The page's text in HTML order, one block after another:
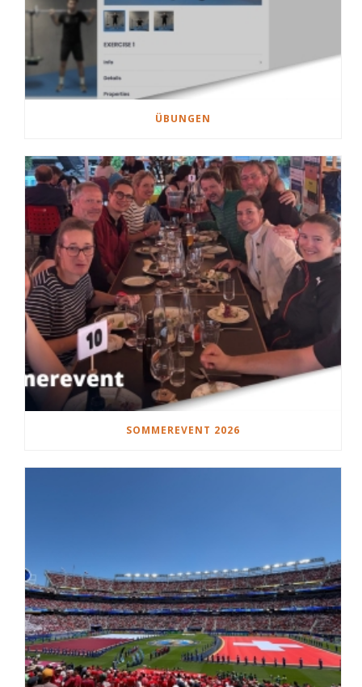
ÜBUNGEN
SOMMEREVENT 2026